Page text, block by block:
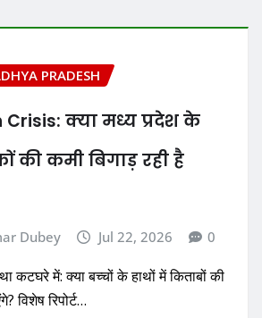
PRADESH
Crisis: क्या मध्य प्रदेश के
की कमी बिगाड़ रही है
Dubey Jul 22, 2026 0
कटघरे में: क्या बच्चों के हाथों में किताबों की
विशेष रिपोर्ट…